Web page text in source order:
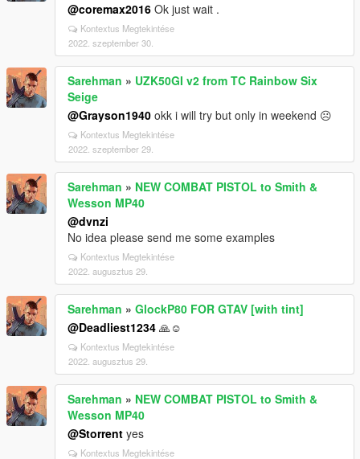
@coremax2016 Ok just wait .
Kontextus Megtekintése
2022. szeptember 30.
Sarehman » UZK50GI v2 from TC Rainbow Six
Seige
@Grayson1940 okk i will try but only in weekend ☹️
Kontextus Megtekintése
2022. szeptember 29.
Sarehman » NEW COMBAT PISTOL to Smith &
Wesson MP40
@dvnzi
No idea please send me some examples
Kontextus Megtekintése
2022. augusztus 29.
Sarehman » GlockP80 FOR GTAV [with tint]
@Deadliest1234 🙏☺️
Kontextus Megtekintése
2022. augusztus 29.
Sarehman » NEW COMBAT PISTOL to Smith &
Wesson MP40
@Storrent yes
Kontextus Megtekintése